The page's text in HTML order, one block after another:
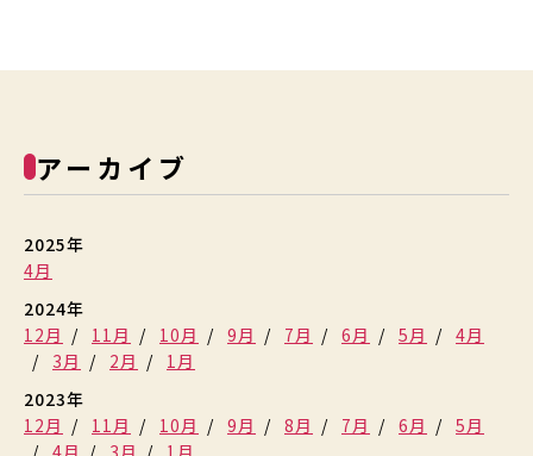
アーカイブ
2025年
4月
2024年
12月
11月 10月 9月 7月 6月 5月
4月
3月
2月
1月
2023年
12月
11月 10月 9月 8月 7月 6月
5月
4月
3月 1月